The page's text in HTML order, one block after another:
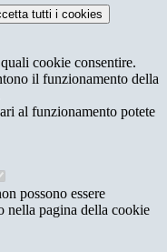
tutti i cookies
cookie consentire.
il funzionamento della
al funzionamento potete
possono essere
nella pagina della cookie